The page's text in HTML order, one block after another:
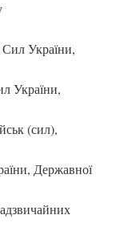
України,
України,
(сил),
Державної